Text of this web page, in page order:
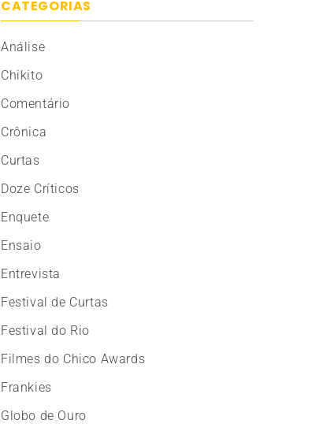
CATEGORIAS
Análise
Chikito
Comentário
Crônica
Curtas
Doze Críticos
Enquete
Ensaio
Entrevista
Festival de Curtas
Festival do Rio
Filmes do Chico Awards
Frankies
Globo de Ouro